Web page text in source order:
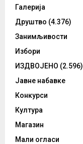
Галерија
Друштво (4.376)
Занимљивости
Избори
ИЗДВОЈЕНО (2.596)
Јавне набавке
Конкурси
Култура
Магазин
Мали огласи